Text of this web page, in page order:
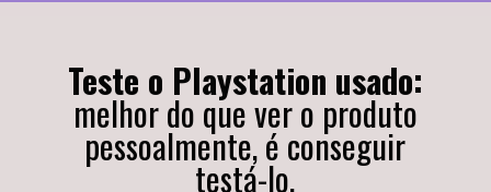
Teste o Playstation usado:
melhor do que ver o produto
pessoalmente, é conseguir
testá-lo.